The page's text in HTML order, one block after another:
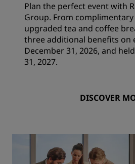
Plan the perfect event with
Group. From
upgraded tea and coffee
three additional benefits on
December 31, 2026, and
31, 2027.
DISCOVER